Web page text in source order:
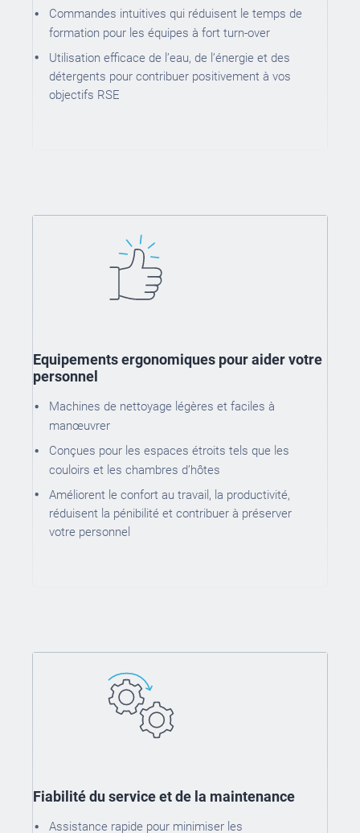
Commandes intuitives qui réduisent le temps de
formation pour les équipes à fort turn-over
Utilisation efficace de l’eau, de l’énergie et des
détergents pour contribuer positivement à vos
objectifs RSE
Equipements ergonomiques pour aider votre
personnel
Machines de nettoyage légères et faciles à
manœuvrer
Conçues pour les espaces étroits tels que les
couloirs et les chambres d’hôtes
Améliorent le confort au travail, la productivité,
réduisent la pénibilité et contribuer à préserver
votre personnel
Fiabilité du service et de la maintenance
Assistance rapide pour minimiser les